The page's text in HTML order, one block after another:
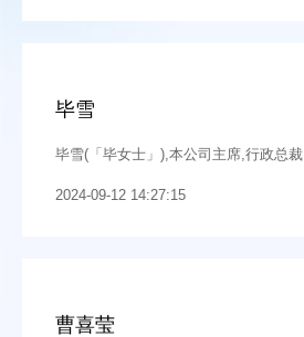
毕雪
毕雪(「毕女士」),本公司主席,行政总裁
2024-09-12 14:27:15
曹喜莹